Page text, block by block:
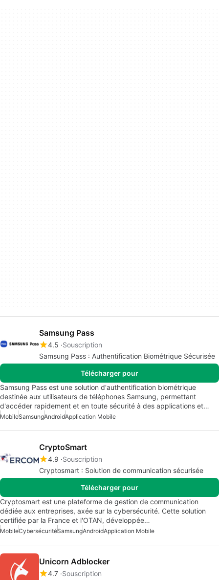
Samsung Pass
4.5 Souscription
Samsung Pass : Authentification Biométrique Sécurisée
Télécharger pour
Samsung Pass est une solution d'authentification biométrique
destinée aux utilisateurs de téléphones Samsung, permettant
d'accéder rapidement et en toute sécurité à des applications et…
MobileSamsungAndroidApplication Mobile
CryptoSmart
4.9 Souscription
Cryptosmart : Solution de communication sécurisée
Télécharger pour
Cryptosmart est une plateforme de gestion de communication
dédiée aux entreprises, axée sur la cybersécurité. Cette solution
certifiée par la France et l'OTAN, développée…
MobileCybersécuritéSamsungAndroidApplication Mobile
Unicorn Adblocker
4.7 Souscription